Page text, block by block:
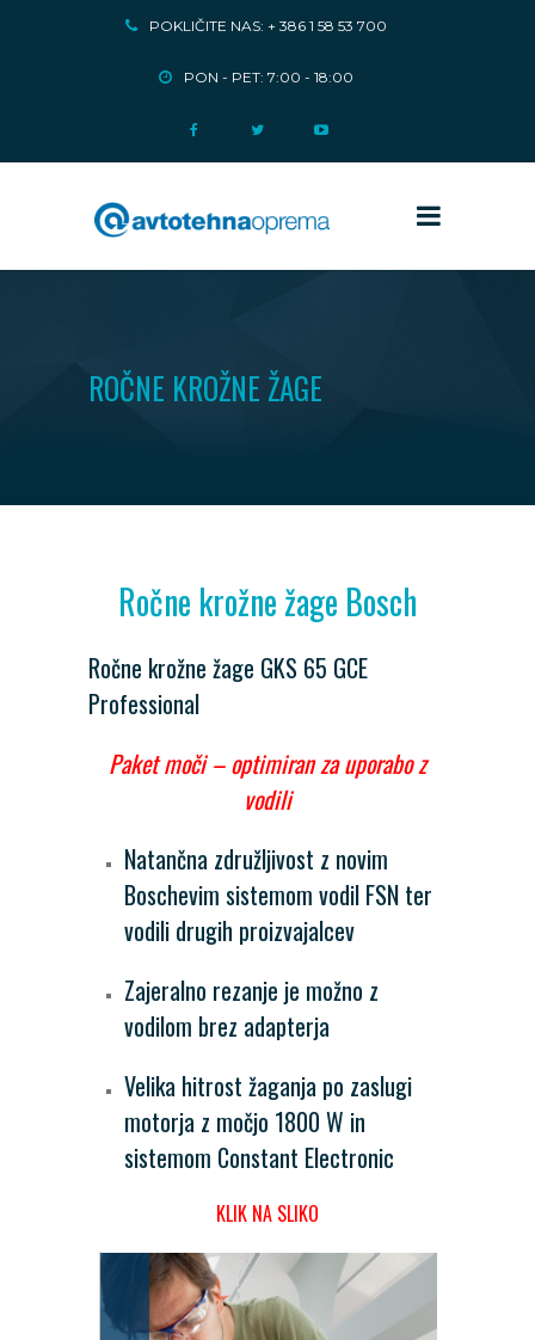
POKLIČITE NAS: + 386 1 58 53 700
PON - PET: 7:00 - 18:00
ROČNE KROŽNE ŽAGE
Ročne krožne žage Bosch
Ročne krožne žage GKS 65 GCE
Professional
Paket moči – optimiran za uporabo z
vodili
Natančna združljivost z novim
Boschevim sistemom vodil FSN ter
vodili drugih proizvajalcev
Zajeralno rezanje je možno z
vodilom brez adapterja
Velika hitrost žaganja po zaslugi
motorja z močjo 1800 W in
sistemom Constant Electronic
KLIK NA SLIKO